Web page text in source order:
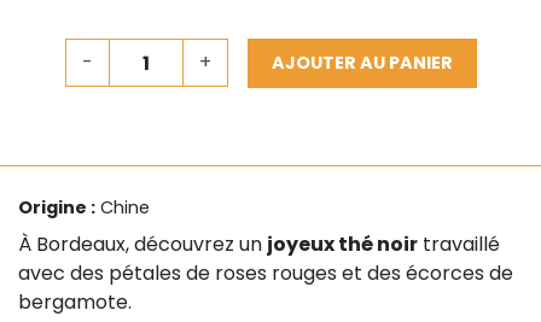
- + AJOUTER AU PANIER
Origine : Chine
À Bordeaux, découvrez un joyeux thé noir travaillé
avec des pétales de roses rouges et des écorces de
bergamote.